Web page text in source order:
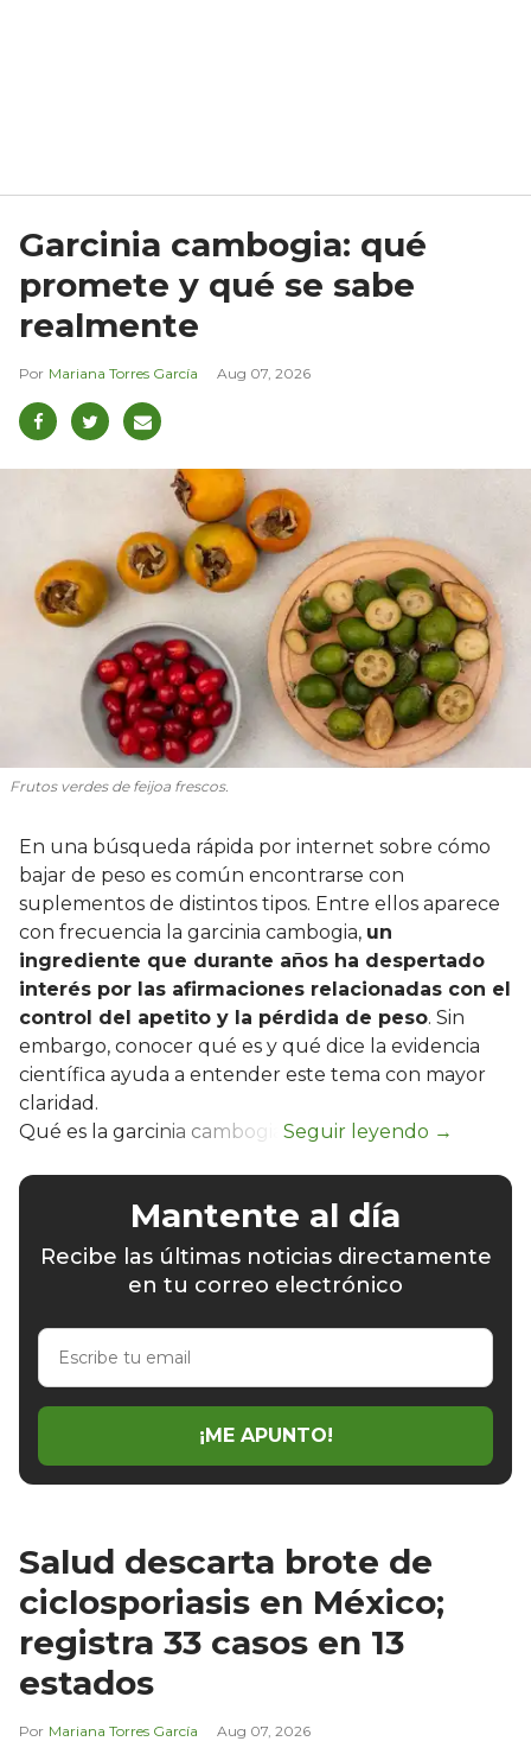
Garcinia cambogia: qué
promete y qué se sabe
realmente
Mariana Torres García Aug 07, 2026
Frutos verdes de feijoa frescos.
En una búsqueda rápida por internet sobre cómo
bajar de peso es común encontrarse con
suplementos de distintos tipos. Entre ellos aparece
con frecuencia la garcinia cambogia, un
ingrediente que durante años ha despertado
interés por las afirmaciones relacionadas con el
control del apetito y la pérdida de peso. Sin
embargo, conocer qué es y qué dice la evidencia
científica ayuda a entender este tema con mayor
claridad.
Qué es la garcinia cambogia
Mantente al día
Recibe las últimas noticias directamente
en tu correo electrónico
Escribe
email
¡ME APUNTO!
Salud descarta brote de
ciclosporiasis en México;
registra 33 casos en 13
estados
Mariana Torres García Aug 07, 2026